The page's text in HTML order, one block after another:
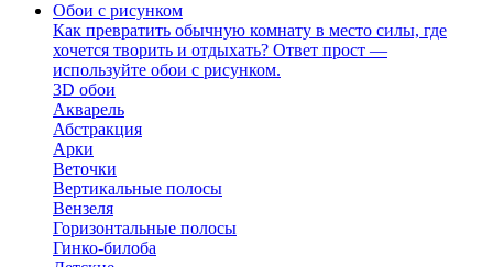
Обои с рисунком
Как превратить обычную комнату в место силы, где
хочется творить и отдыхать? Ответ прост —
используйте обои с рисунком.
3D обои
Акварель
Абстракция
Арки
Веточки
Вертикальные полосы
Вензеля
Горизонтальные полосы
Гинко-билоба